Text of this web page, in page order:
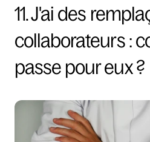
11. J'ai des
collaborateurs :
passe pour eux ?